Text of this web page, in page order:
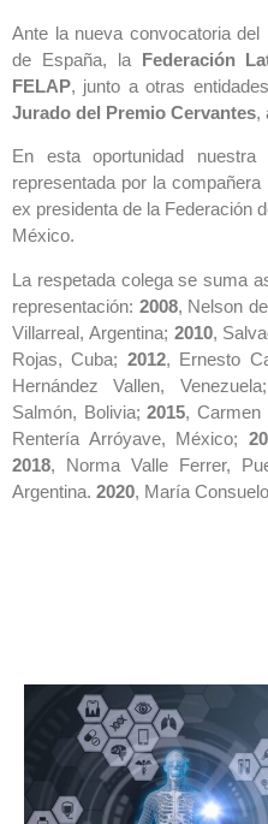
Ante la nueva convocatoria
de España, la Federación
FELAP, junto a otras
Jurado del Premio Cervantes,
En esta oportunidad nuestra
representada por la compañera
ex presidenta de la Federación
México.
La respetada colega se suma
representación: 2008, Nelson
Villarreal, Argentina; 2010,
Rojas, Cuba; 2012, Ernesto
Hernández Vallen,
Salmón, Bolivia;2015, Carmen
Rentería Arróyave, México;
2018, Norma Valle Ferrer,
Argentina. 2020, María